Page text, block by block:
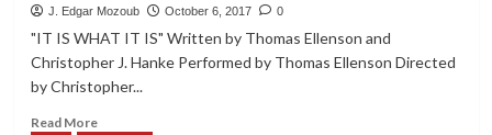
Teatro
SHORT
STORIES
AND
J. Edgar Mozoub October 6, 2017 0
"IT IS WHAT IT IS" Written by Thomas Ellenson and
Christopher J. Hanke Performed by Thomas Ellenson Directed
by Christopher...
Read MoreRead